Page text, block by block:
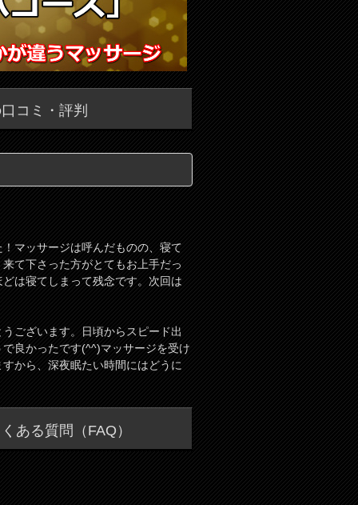
コミ・評判
マッサージは呼んだものの、寝て
て下さった方がとてもお上手だっ
は寝てしまって残念です。次回は
ございます。日頃からスピード出
良かったです(^^)マッサージを受け
から、深夜眠たい時間にはどうに
ある質問（FAQ）